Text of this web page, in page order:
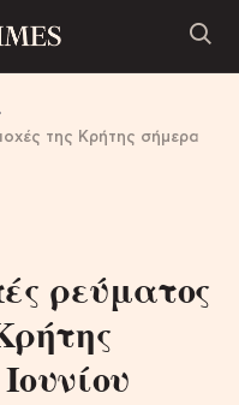
της Κρήτης σήμερα
ρεύματος